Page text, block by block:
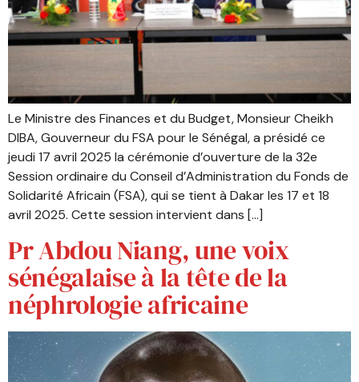
Le Ministre des Finances et du Budget, Monsieur Cheikh
DIBA, Gouverneur du FSA pour le Sénégal, a présidé ce
jeudi 17 avril 2025 la cérémonie d’ouverture de la 32e
Session ordinaire du Conseil d’Administration du Fonds de
Solidarité Africain (FSA), qui se tient à Dakar les 17 et 18
avril 2025. Cette session intervient dans […]
Pr Abdou Niang, une voix
sénégalaise à la tête de la
néphrologie africaine